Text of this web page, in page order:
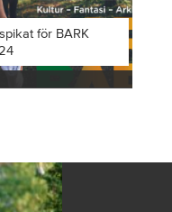
för BARK